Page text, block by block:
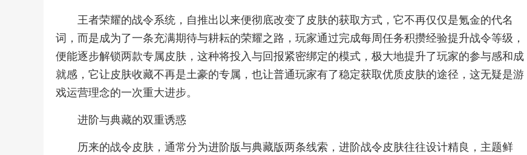
王者荣耀的战令系统，自推出以来便彻底改变了皮肤的获取方式，它不再仅仅是氪金的代名
词，而是成为了一条充满期待与耕耘的荣耀之路，玩家通过完成每周任务积攒经验提升战令等级，
便能逐步解锁两款专属皮肤，这种将投入与回报紧密绑定的模式，极大地提升了玩家的参与感和成
就感，它让皮肤收藏不再是土豪的专属，也让普通玩家有了稳定获取优质皮肤的途径，这无疑是游
戏运营理念的一次重大进步。
进阶与典藏的双重诱惑
历来的战令皮肤，通常分为进阶版与典藏版两条线索，进阶战令皮肤往往设计精良，主题鲜